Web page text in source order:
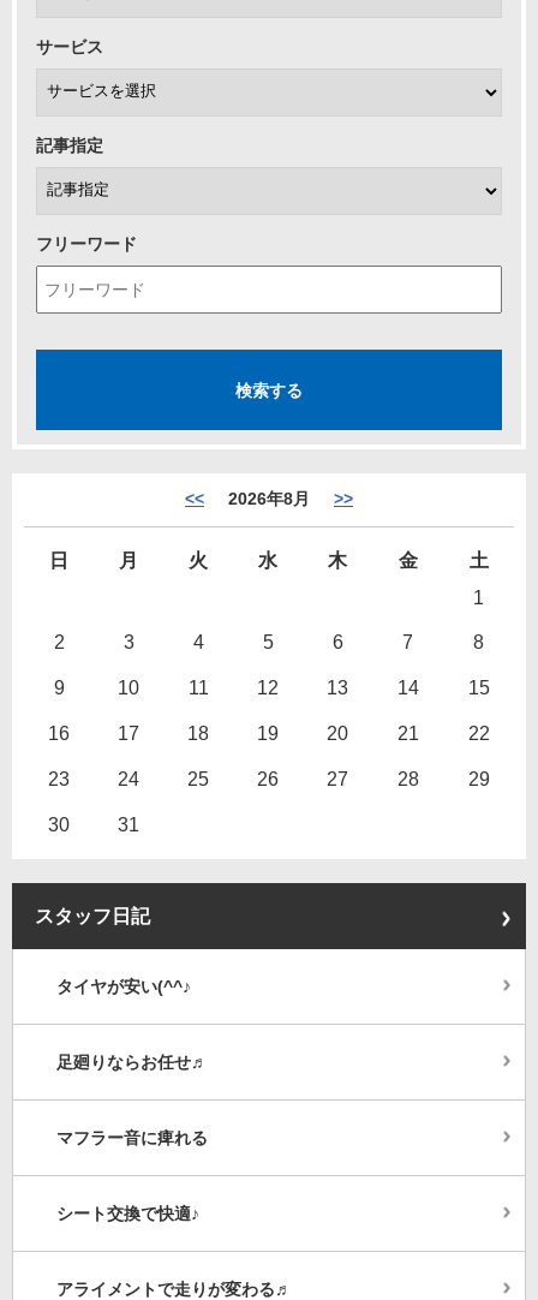
サービス
記事指定
フリーワード
<< 2026年8月 >>
日 月 火 水 木 金
土
1
2 3 4 5 6 7 8
9 10 11 12 13 14 15
16 17 18 19 20 21 22
23 24 25 26 27 28 29
30 31
スタッフ日記
タイヤが安い(^^♪
足廻りならお任せ♬
マフラー音に痺れる
シート交換で快適♪
アライメントで走りが変わる♬